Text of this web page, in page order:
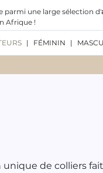
parmi une large sélection d'
Afrique !
| FÉMININ |
unique de colliers